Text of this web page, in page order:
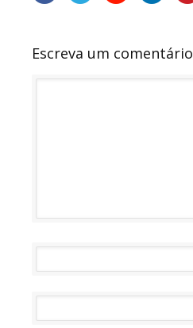
Escreva um comentário